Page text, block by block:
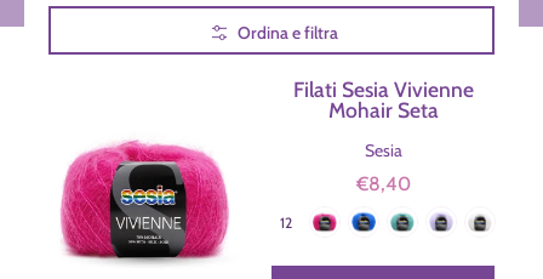
Passa al contenuto principaleOrdina e filtra
Filati Sesia Vivienne
Mohair Seta
Sesia
€8,40
Colore
12
4508 Blu Elettrico
1115 Grigio Ghiaccio
884 Blu Jeans0956 Prugna2029 Rosa Antico
1916 Cuoio4576 Moro